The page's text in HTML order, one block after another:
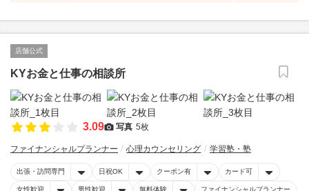
店舗公式
KYお金と仕事の相談所
3.09 写真 5枚
ファイナンシャルプランナー 心理カウンセリング 学習塾・塾
出張・訪問専門 日祝OK クーポン有 カード可
女性歓迎 男性歓迎 無料体験 ファイナンシャルプランナー